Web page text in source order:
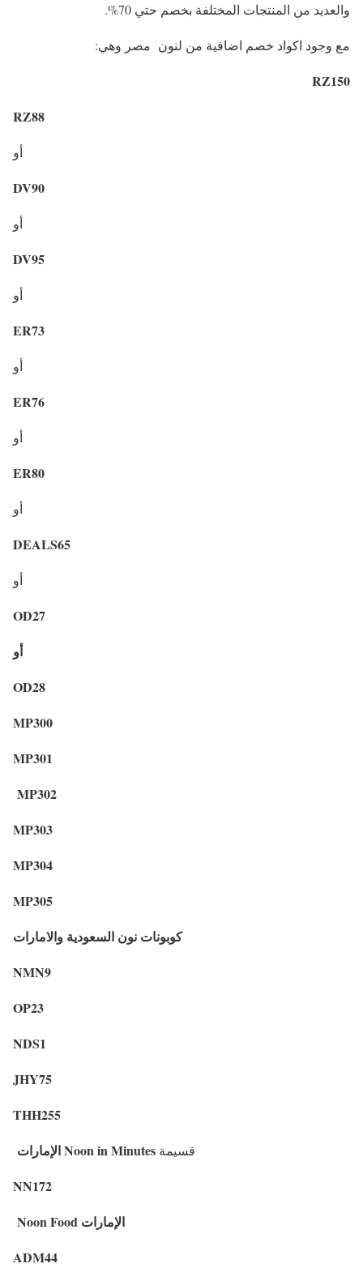
والعديد من المنتجات المختلفة بخصم حتي 70%.
مع وجود اكواد خصم اضافية من لنون مصر وهي:
RZ150
RZ88
أو
DV90
أو
DV95
أو
ER73
أو
ER76
أو
ER80
أو
DEALS65
أو
OD27
أو
OD28
MP300
MP301
MP302
MP303
MP304
MP305
كوبونات نون السعودية والامارات
NMN9
OP23
NDS1
JHY75
THH255
الإمارات Noon in Minutes قسيمة
NN172
ADM44